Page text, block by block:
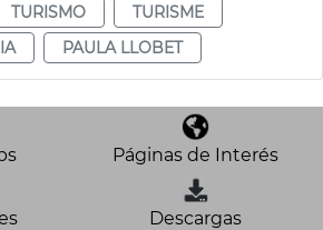
TURISMO
TURISME
PAULA LLOBET
Páginas de Interés
Descargas